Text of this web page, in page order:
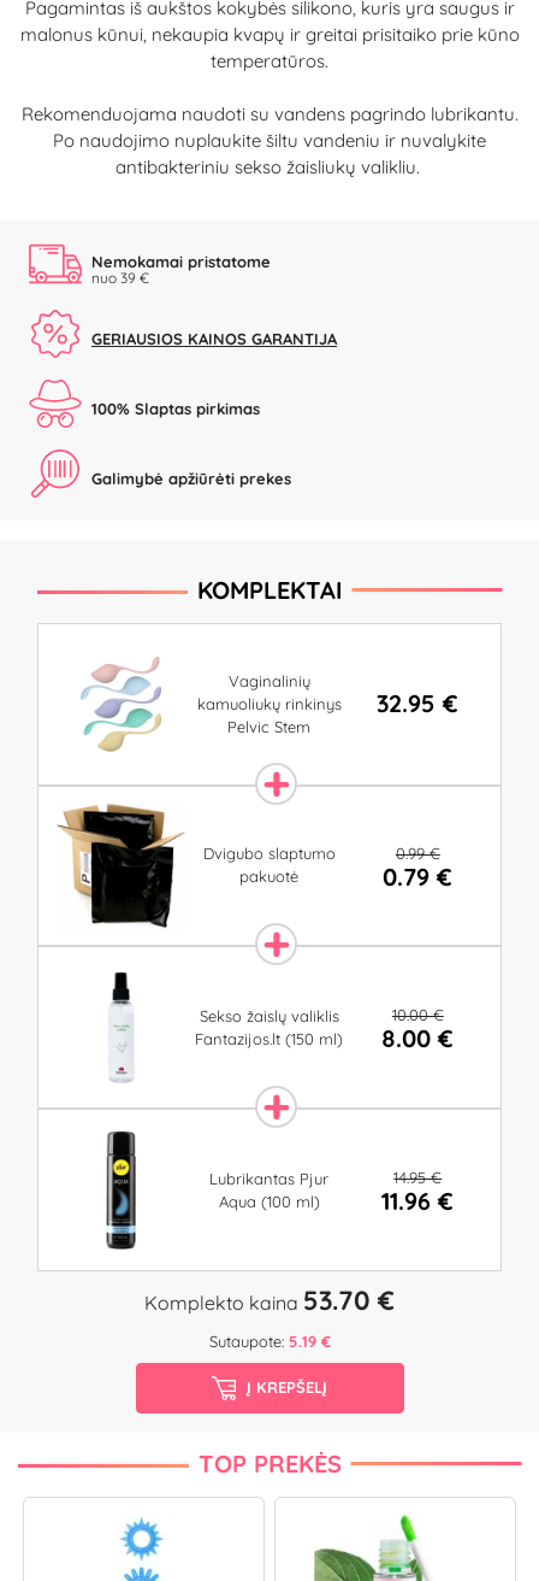
Pagamintas iš aukštos kokybės silikono, kuris yra saugus ir
malonus kūnui, nekaupia kvapų ir greitai prisitaiko prie kūno
temperatūros.
Rekomenduojama naudoti su vandens pagrindo lubrikantu.
Po naudojimo nuplaukite šiltu vandeniu ir nuvalykite
antibakteriniu sekso žaisliukų valikliu.
Nemokamai pristatome
nuo 39 €
GERIAUSIOS KAINOS GARANTIJA
100% Slaptas pirkimas
Galimybė apžiūrėti prekes
KOMPLEKTAI
Vaginalinių
kamuoliukų rinkinys
Pelvic Stem
32.95 €
Dvigubo slaptumo
pakuotė
0.99 €
0.79 €
Sekso žaislų valiklis
Fantazijos.lt (150 ml)
10.00 €
8.00 €
Lubrikantas Pjur
Aqua (100 ml)
14.95 €
11.96 €
Komplekto kaina 53.70 €
Sutaupote: 5.19 €
Į KREPŠELĮ
TOP PREKĖS